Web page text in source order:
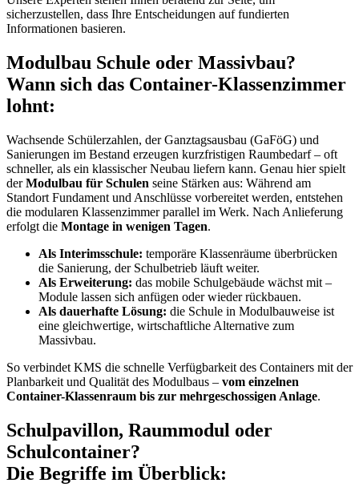
sicherzustellen, dass Ihre Entscheidungen auf fundierten
Informationen basieren.
Modulbau Schule oder Massivbau?
Wann sich das Container-Klassenzimmer
lohnt:
Wachsende Schülerzahlen, der Ganztagsausbau (GaFöG) und
Sanierungen im Bestand erzeugen kurzfristigen Raumbedarf – oft
schneller, als ein klassischer Neubau liefern kann. Genau hier spielt
derModulbau für Schulen seine Stärken aus: Während am
Standort Fundament und Anschlüsse vorbereitet werden, entstehen
die modularen Klassenzimmer parallel im Werk. Nach Anlieferung
erfolgt die Montage in wenigen Tagen.
Als Interimsschule: temporäre Klassenräume überbrücken
die Sanierung, der Schulbetrieb läuft weiter.
Als Erweiterung: das mobile Schulgebäude wächst mit –
Module lassen sich anfügen oder wieder rückbauen.
Als dauerhafte Lösung: die Schule in Modulbauweise ist
eine gleichwertige, wirtschaftliche Alternative zum
Massivbau.
So verbindet KMS die schnelle Verfügbarkeit des Containers mit der
Planbarkeit und Qualität des Modulbaus – vom einzelnen
Container-Klassenraum bis zur mehrgeschossigen Anlage.
Schulpavillon, Raummodul oder
Schulcontainer?
Die Begriffe im Überblick: